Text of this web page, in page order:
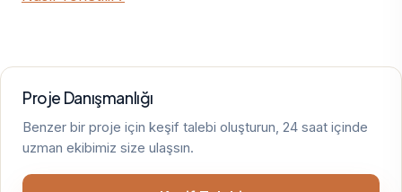
Proje Danışmanlığı
Benzer bir proje için keşif talebi oluşturun, 24 saat içinde
uzman ekibimiz size ulaşsın.